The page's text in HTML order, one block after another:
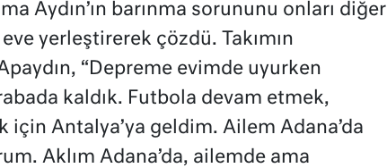
Aydın’ın barınma sorununu onları diğer
yerleştirerek çözdü. Takımın
“Depreme evimde uyurken
kaldık. Futbola devam etmek,
için Antalya’ya geldim. Ailem Adana’da
Aklım Adana’da, ailemde ama